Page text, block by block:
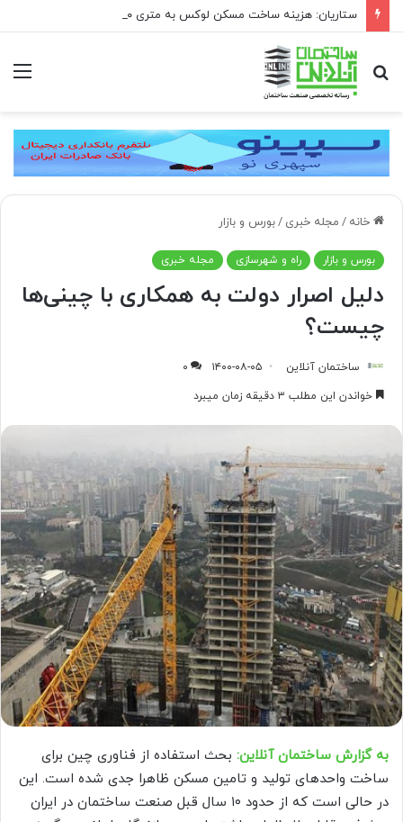
جستجو
برای
خانه / مجله خبری /بورس و بازار
بورس و بازار راه و شهرسازی مجله خبری
دلیل اصرار دولت به همکاری با چینی‌ها
چیست؟
ساختمان آنلاین ۱۴۰۰-۰۸-۰۵
۰
خواندن این مطلب ۳ دقیقه زمان میبرد
به گزارش ساختمان آنلاین: بحث استفاده از فناوری چین برای
ساخت واحدهای تولید و تامین مسکن ظاهرا جدی شده است. این
در حالی است که از حدود ۱۰ سال قبل صنعت ساختمان در ایران